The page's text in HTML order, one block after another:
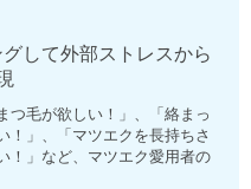
して外部ストレスから
つ毛が欲しい！」、「絡まっ
！」、「マツエクを長持ちさ
！」など、マツエク愛用者の